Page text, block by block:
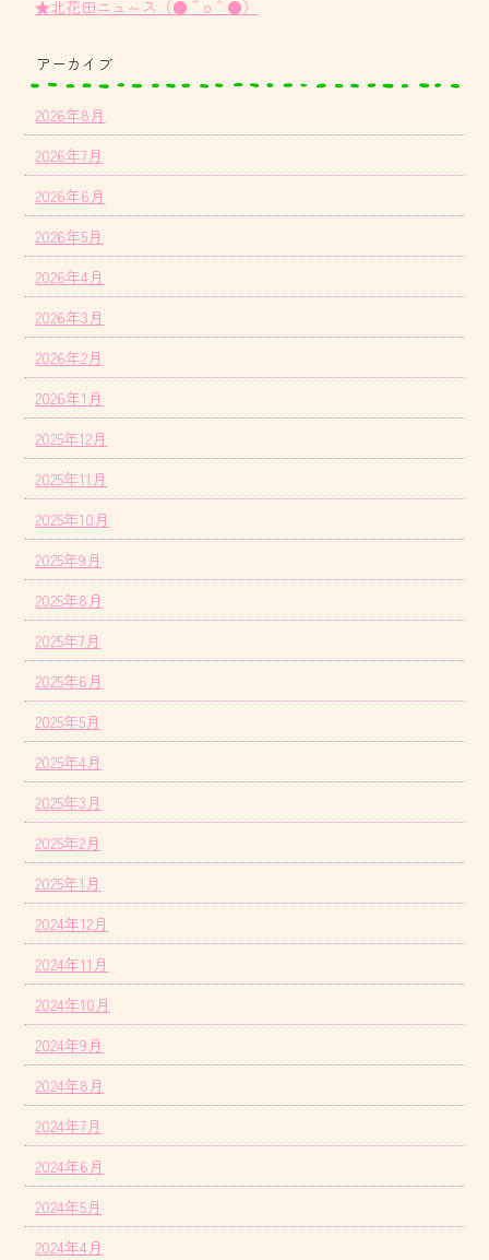
★北花田ニュ～ス（●＾o＾●）
アーカイブ
2026年8月
2026年7月
2026年6月
2026年5月
2026年4月
2026年3月
2026年2月
2026年1月
2025年12月
2025年11月
2025年10月
2025年9月
2025年8月
2025年7月
2025年6月
2025年5月
2025年4月
2025年3月
2025年2月
2025年1月
2024年12月
2024年11月
2024年10月
2024年9月
2024年8月
2024年7月
2024年6月
2024年5月
2024年4月